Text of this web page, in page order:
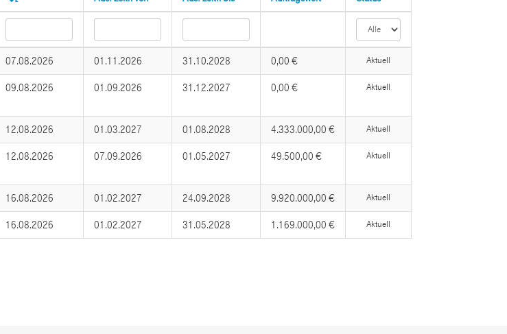
07.08.2026 01.11.2026 31.10.2028 0,00 € Aktuell
09.08.2026 01.09.2026 31.12.2027 0,00 € Aktuell
12.08.2026 01.03.2027 01.08.2028 4.333.000,00 € Aktuell
12.08.2026 07.09.2026 01.05.2027 49.500,00 € Aktuell
16.08.2026 01.02.2027 24.09.2028 9.920.000,00 € Aktuell
16.08.2026 01.02.2027 31.05.2028 1.169.000,00 € Aktuell